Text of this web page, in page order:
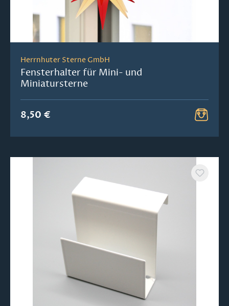
Herrnhuter Sterne GmbH
Fensterhalter für Mini- und
Miniatursterne
8,50 €